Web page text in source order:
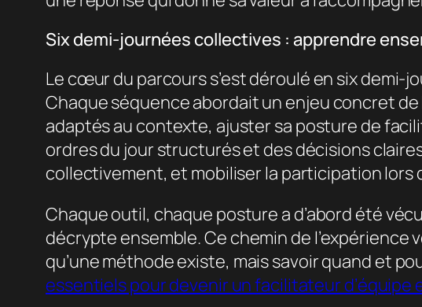
Six demi-journées collectives : apprendre
Le cœur du parcours s’est déroulé en six
Chaque séquence abordait un enjeu concret
adaptés au contexte, ajuster sa posture de
ordres du jour structurés et des décisions
collectivement, et mobiliser la participation lors
Chaque outil, chaque posture a d’abord été
décrypte ensemble. Ce chemin de
qu’une méthode existe, mais savoir quand et
essentiels pour devenir un facilitateur d’équipe